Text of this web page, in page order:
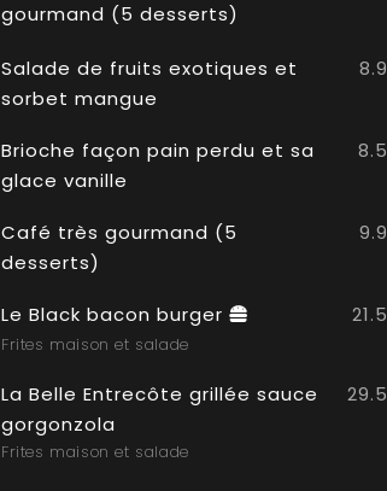
gourmand (5 desserts)
Salade de fruits exotiques et
sorbet mangue
Brioche façon pain perdu et sa
glace vanille
Café très gourmand (5
desserts)
Le Black bacon burger
Frites maison et salade
La Belle Entrecôte grillée sauce
gorgonzola
Frites maison et salade